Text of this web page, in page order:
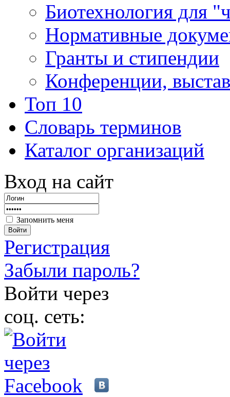
Биотехнология для
Нормативные
Гранты и стипендии
Конференции,
Топ 10
Словарь терминов
Каталог организаций
Вход на сайт
Запомнить меня
Войти
Регистрация
Забыли пароль?
Войти через
соц. сеть: